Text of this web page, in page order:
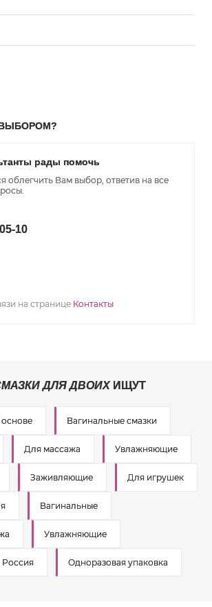
рады помочь
облегчить Вам выбор, ответив на все
10
на странице Контакты
ДЛЯ ДВОИХИЩУТ
Вагинальные смазки
Для массажа Увлажняющие
Заживляющие Для игрушек
Вагинальные
Увлажняющие
Одноразовая упаковка